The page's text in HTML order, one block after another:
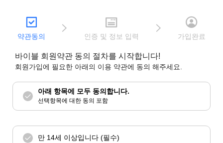
약관동의 인증 및 정보 입력 가입완료
바이블 회원약관 동의 절차를 시작합니다!
회원가입에 필요한 아래의 이용 약관에 동의 해주세요.
아래 항목에 모두 동의합니다.
선택항목에 대한 동의 포함
만 14세 이상입니다 (필수)